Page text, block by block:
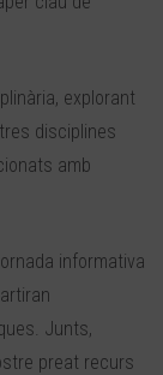
explorant
disciplines
amb
informativa
Junts,
preat recurs